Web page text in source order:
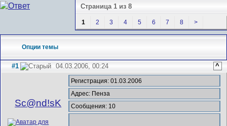
Страница 1 из 8
1 2 3 4 5 6 7 8 >
Опции темы
#1 04.03.2006, 00:24 ^
Sc@nd!sK
Регистрация: 01.03.2006
Адрес: Пенза
Сообщения: 10